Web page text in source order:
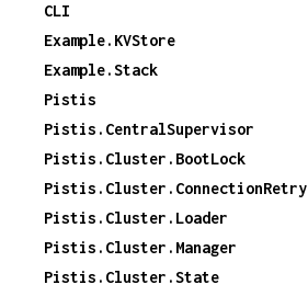
CLI
Example.KVStore
Example.Stack
Pistis
Pistis.CentralSupervisor
Pistis.Cluster.BootLock
Pistis.Cluster.ConnectionRetry
Pistis.Cluster.Loader
Pistis.Cluster.Manager
Pistis.Cluster.State